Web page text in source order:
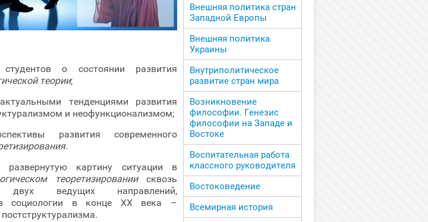
о состоянии развития
теории;
тенденциями развития
и неофункционализмом;
развития современного
картину ситуации в
теоретизированиисквозь
ведущих направлений,
социологии в конце ХХ века –
Внешняя политика стран
Западной Европы
Внешняя политика
Украины
Внутриполитическое
развитие стран мира
Возникновение
философии. Генезис
философии на Западе и
Востоке
Воспитательная работа
классного руководителя
Востоковедение
Всемирная история